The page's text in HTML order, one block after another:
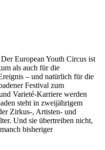
European Youth Circus ist
als auch für die
– und natürlich für die
Festival zum
Varieté-Karriere werden
steht in zweijährigem
Zirkus-, Artisten- und
Und sie übertreiben nicht,
bisheriger